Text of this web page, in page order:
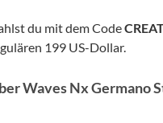
du mit dem Code
199 US-Dollar.
Waves Nx Germano